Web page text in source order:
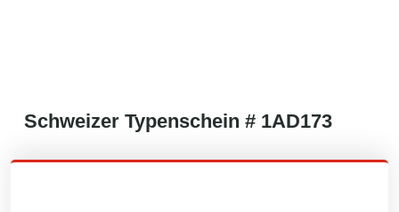
Schweizer Typenschein # 1AD173